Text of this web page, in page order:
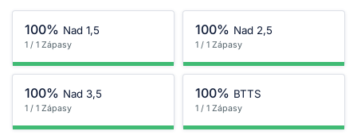
100% Nad 1,5
1 / 1 Zápasy
100% Nad 2,5
1 / 1 Zápasy
100% Nad 3,5
1 / 1 Zápasy
100% BTTS
1 / 1 Zápasy